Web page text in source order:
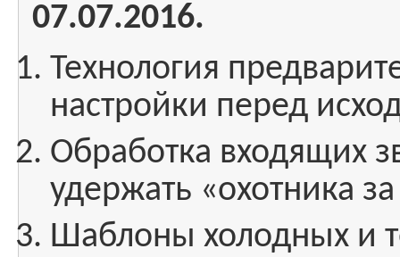
07.07.2016.
Технология
настройки перед
Обработка входящих
удержать «охотника
Шаблоны холодных и